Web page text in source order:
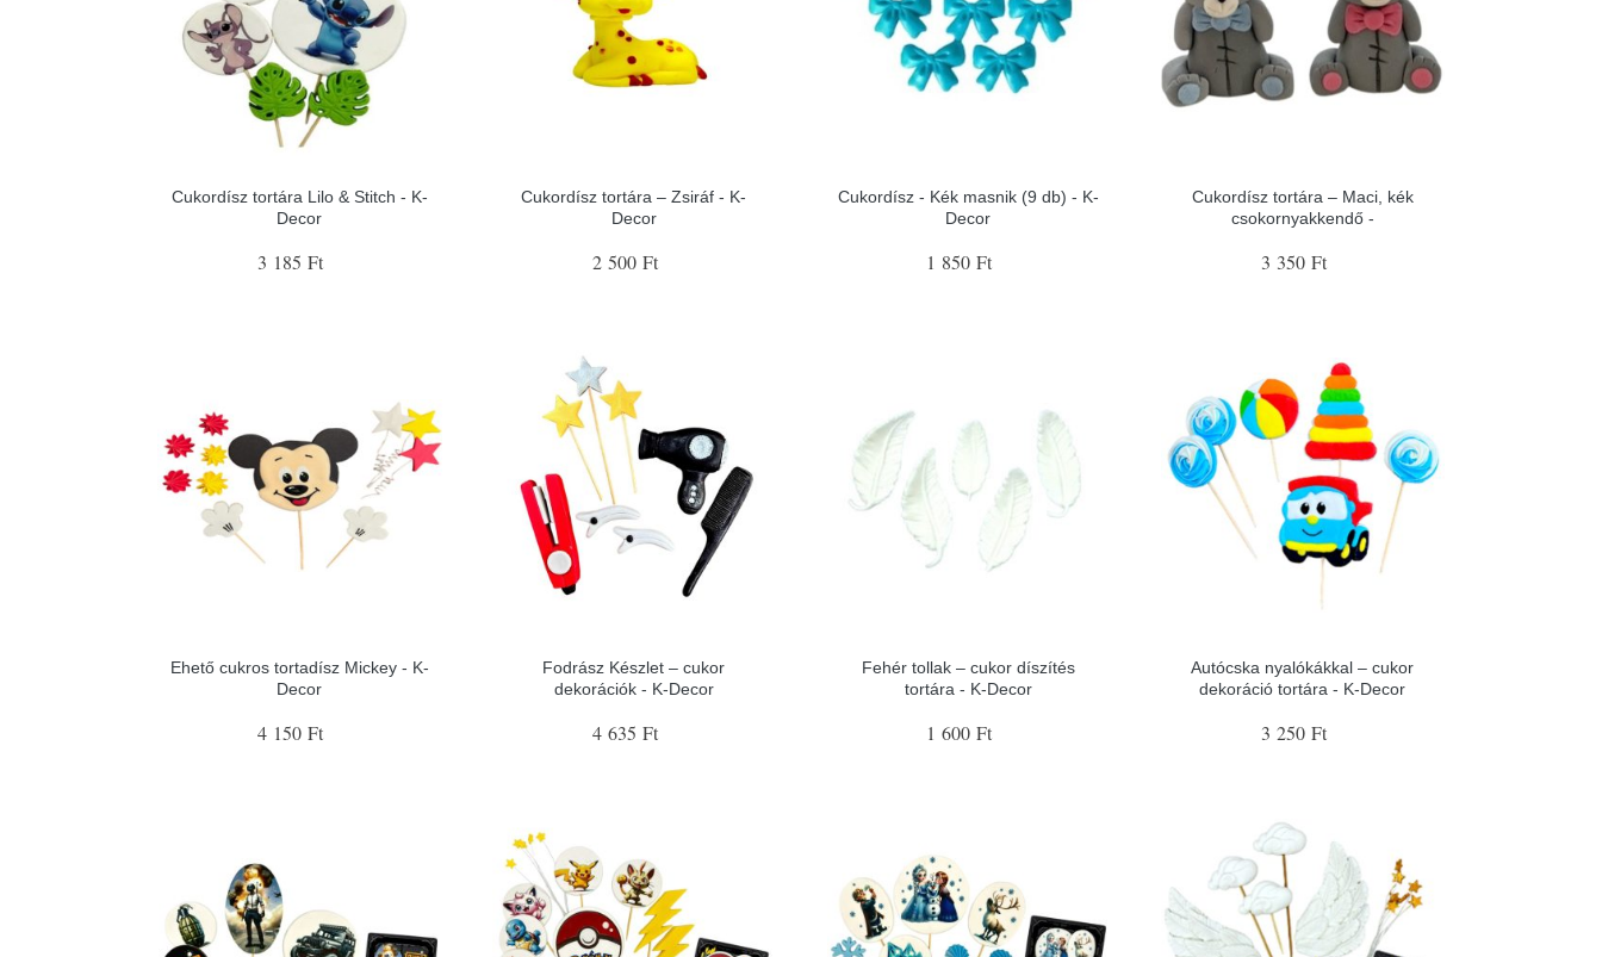
Cukordísz tortára Lilo & Stitch - K-
Decor
3 185 Ft
Cukordísz tortára – Zsiráf - K-
Decor
2 500 Ft
Cukordísz - Kék masnik (9 db) - K-
Decor
1 850 Ft
Cukordísz tortára – Maci, kék
csokornyakkendő -
3 350 Ft
Ehető cukros tortadísz Mickey - K-
Decor
4 150 Ft
Fodrász Készlet – cukor
dekorációk - K-Decor
4 635 Ft
Fehér tollak – cukor díszítés
tortára - K-Decor
1 600 Ft
Autócska nyalókákkal – cukor
dekoráció tortára - K-Decor
3 250 Ft